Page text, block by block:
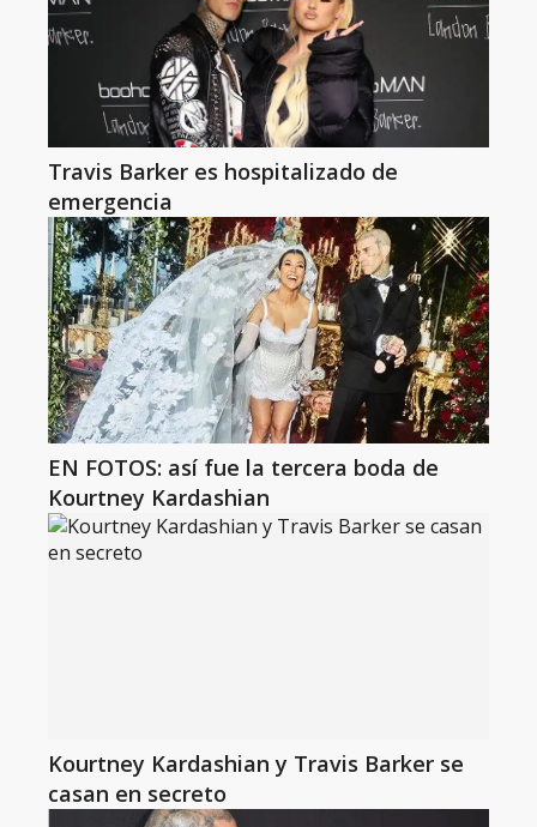
Travis Barker es hospitalizado de
emergencia
EN FOTOS: así fue la tercera boda de
Kourtney Kardashian
Kourtney Kardashian y Travis Barker se
casan en secreto